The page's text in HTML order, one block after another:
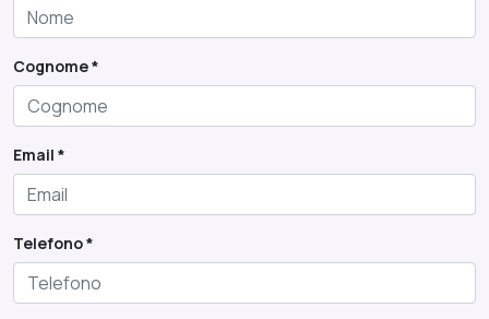
Cognome *
Email *
Telefono *